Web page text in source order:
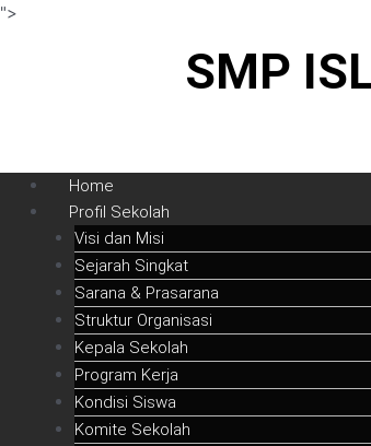
">
SMP
Home
Profil Sekolah
Visi dan Misi
Sejarah Singkat
Sarana & Prasarana
Struktur Organisasi
Kepala Sekolah
Program Kerja
Kondisi Siswa
Komite Sekolah